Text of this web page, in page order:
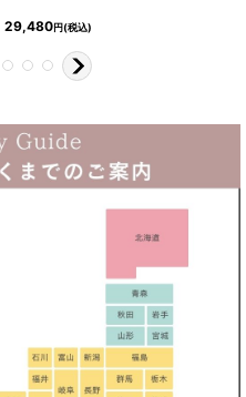
29,480円(税込)